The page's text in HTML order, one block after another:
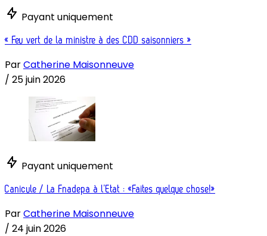
Payant uniquement
« Feu vert de la ministre à des CDD saisonniers »
ParCatherine Maisonneuve
/ 25 juin 2026
Payant uniquement
Canicule / La Fnadepa à l’Etat : «Faites quelque chose!»
ParCatherine Maisonneuve
/ 24 juin 2026